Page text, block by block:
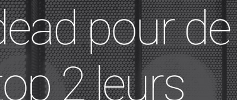
pour de
2 leurs